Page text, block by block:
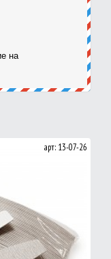
на
арт: 13-07-26